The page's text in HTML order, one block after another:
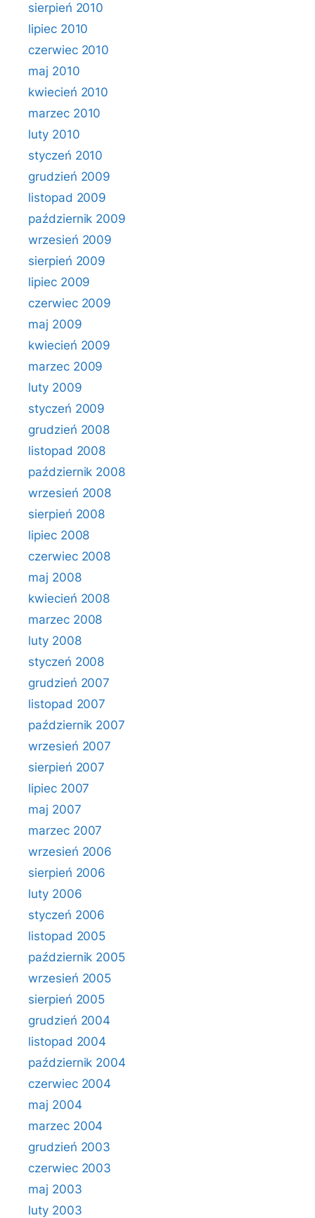
sierpień 2010
lipiec 2010
czerwiec 2010
maj 2010
kwiecień 2010
marzec 2010
luty 2010
styczeń 2010
grudzień 2009
listopad 2009
październik 2009
wrzesień 2009
sierpień 2009
lipiec 2009
czerwiec 2009
maj 2009
kwiecień 2009
marzec 2009
luty 2009
styczeń 2009
grudzień 2008
listopad 2008
październik 2008
wrzesień 2008
sierpień 2008
lipiec 2008
czerwiec 2008
maj 2008
kwiecień 2008
marzec 2008
luty 2008
styczeń 2008
grudzień 2007
listopad 2007
październik 2007
wrzesień 2007
sierpień 2007
lipiec 2007
maj 2007
marzec 2007
wrzesień 2006
sierpień 2006
luty 2006
styczeń 2006
listopad 2005
październik 2005
wrzesień 2005
sierpień 2005
grudzień 2004
listopad 2004
październik 2004
czerwiec 2004
maj 2004
marzec 2004
grudzień 2003
czerwiec 2003
maj 2003
luty 2003